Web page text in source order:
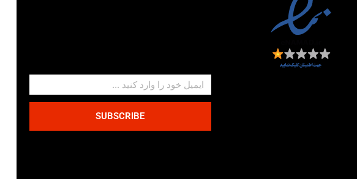
SUBSCRIBE